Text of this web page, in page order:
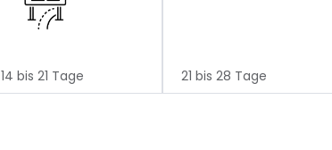
14 bis 21 Tage 21 bis 28 Tage